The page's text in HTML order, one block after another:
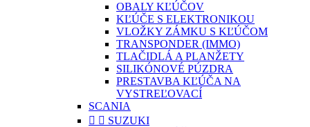
OBALY KĽÚČOV
KĽÚČE S ELEKTRONIKOU
VLOŽKY ZÁMKU S KĽÚČOM
TRANSPONDER (IMMO)
TLAČIDLÁ A PLANŽETY
SILIKÓNOVÉ PÚZDRA
PRESTAVBA KĽÚČA NA
VYSTREĽOVACÍ
SCANIA
  SUZUKI